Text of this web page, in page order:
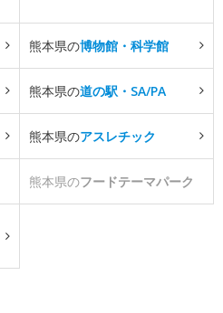
熊本県の博物館・科学館
熊本県の道の駅・SA/PA
熊本県のアスレチック
熊本県のフードテーマパーク